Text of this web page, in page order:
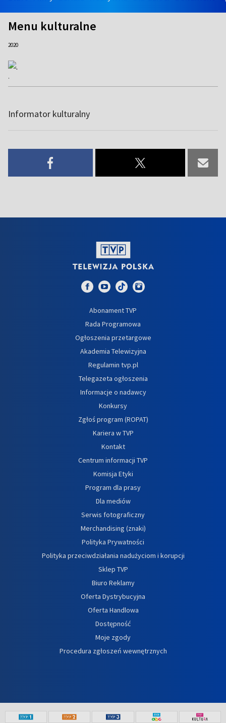
Menu kulturalne
2020
.
Informator kulturalny
Abonament TVP
Rada Programowa
Ogłoszenia przetargowe
Akademia Telewizyjna
Regulamin tvp.pl
Telegazeta ogłoszenia
Informacje o nadawcy
Konkursy
Zgłoś program (ROPAT)
Kariera w TVP
Kontakt
Centrum informacji TVP
Komisja Etyki
Program dla prasy
Dla mediów
Serwis fotograficzny
Merchandising (znaki)
Polityka Prywatności
Polityka przeciwdziałania nadużyciom i korupcji
Sklep TVP
Biuro Reklamy
Oferta Dystrybucyjna
Oferta Handlowa
Dostępność
Moje zgody
Procedura zgłoszeń wewnętrznych